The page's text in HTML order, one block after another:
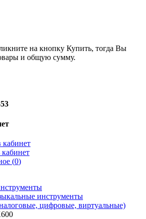
на кнопку Купить, тогда Вы
и общую сумму.
кабинет
(0)
инструменты
цифровые, виртуальные)